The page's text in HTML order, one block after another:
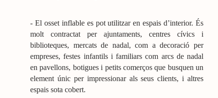
- El osset inflable es pot utilitzar en espais d’interior. És
molt contractat per ajuntaments, centres cívics i
biblioteques, mercats de nadal, com a decoració per
empreses, festes infantils i familiars com arcs de nadal
en pavellons, botigues i petits comerços que busquen un
element únic per impressionar als seus clients, i altres
espais sota cobert.